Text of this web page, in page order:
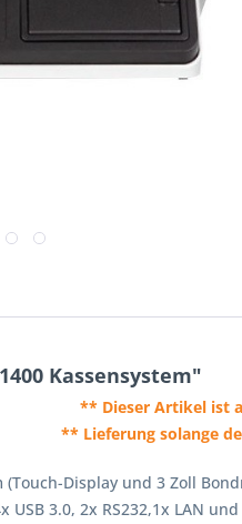
Kassensystem"
** Dieser Artikel ist
** Lieferung solange
(Touch-Display und 3 Zoll
3.0, 2x RS232,1x LAN